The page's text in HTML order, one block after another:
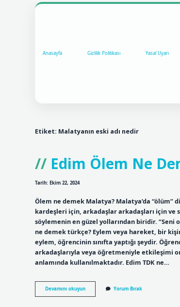
Anasayfa Gizlilik Politikası Yasal Uyarı
Etiket: Malatyanın eski adı nedir
Edim Ölem Ne
Tarih: Ekim 22, 2024
Ölem ne demek Malatya? Malatya’da
kardeşleri için, arkadaşlar arkadaşları için
söylemenin en güzel yollarından biridir. “Seni
ne demek türkçe? Eylem veya hareket, bir
eylem, öğrencinin sınıfta yaptığı şeydir.
arkadaşlarıyla veya öğretmeniyle etkileşimi
anlamında kullanılmaktadır. Edim TDK ne…
Devamını okuyunEdim
Ölem
Yorum Bırak